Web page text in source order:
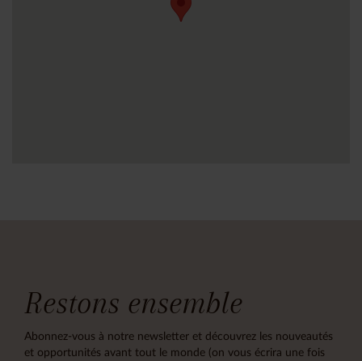
Restons ensemble
Abonnez-vous à notre newsletter et découvrez les nouveautés
et opportunités avant tout le monde (on vous écrira une fois